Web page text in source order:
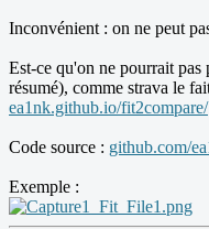
Inconvénient : on ne peut
Est-ce qu'on ne pourrait pas
résumé), comme strava le
ea1nk.github.io/fit2compare/
Code source : github.com/
Exemple :